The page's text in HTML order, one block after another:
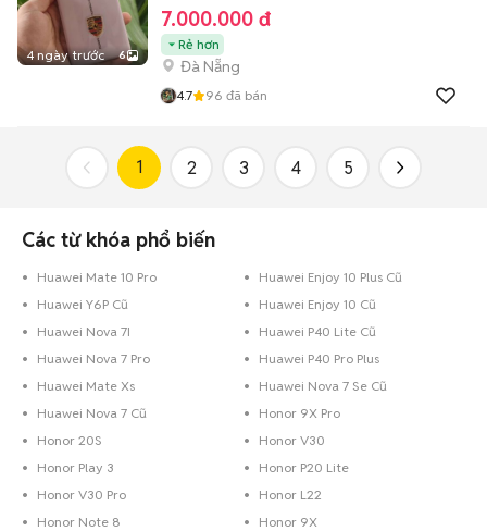
4 ngày trước 6
7.000.000 đ
Rẻ hơn
Đà Nẵng
4.7 96 đã bán
1 2 3 4 5
Các từ khóa phổ biến
Huawei Mate 10 Pro
Huawei Enjoy 10 Plus Cũ
Huawei Y6P Cũ
Huawei Enjoy 10 Cũ
Huawei Nova 7I
Huawei P40 Lite Cũ
Huawei Nova 7 Pro
Huawei P40 Pro Plus
Huawei Mate Xs
Huawei Nova 7 Se Cũ
Huawei Nova 7 Cũ
Honor 9X Pro
Honor 20S
Honor V30
Honor Play 3
Honor P20 Lite
Honor V30 Pro
Honor L22
Honor Note 8
Honor 9X